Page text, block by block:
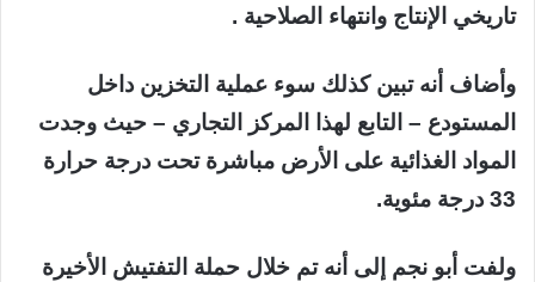
تاريخي الإنتاج وانتهاء الصلاحية .
وأضاف أنه تبين كذلك سوء عملية التخزين داخل
المستودع – التابع لهذا المركز التجاري – حيث وجدت
المواد الغذائية على الأرض مباشرة تحت درجة حرارة
33 درجة مئوية.
ولفت أبو نجم إلى أنه تم خلال حملة التفتيش الأخيرة